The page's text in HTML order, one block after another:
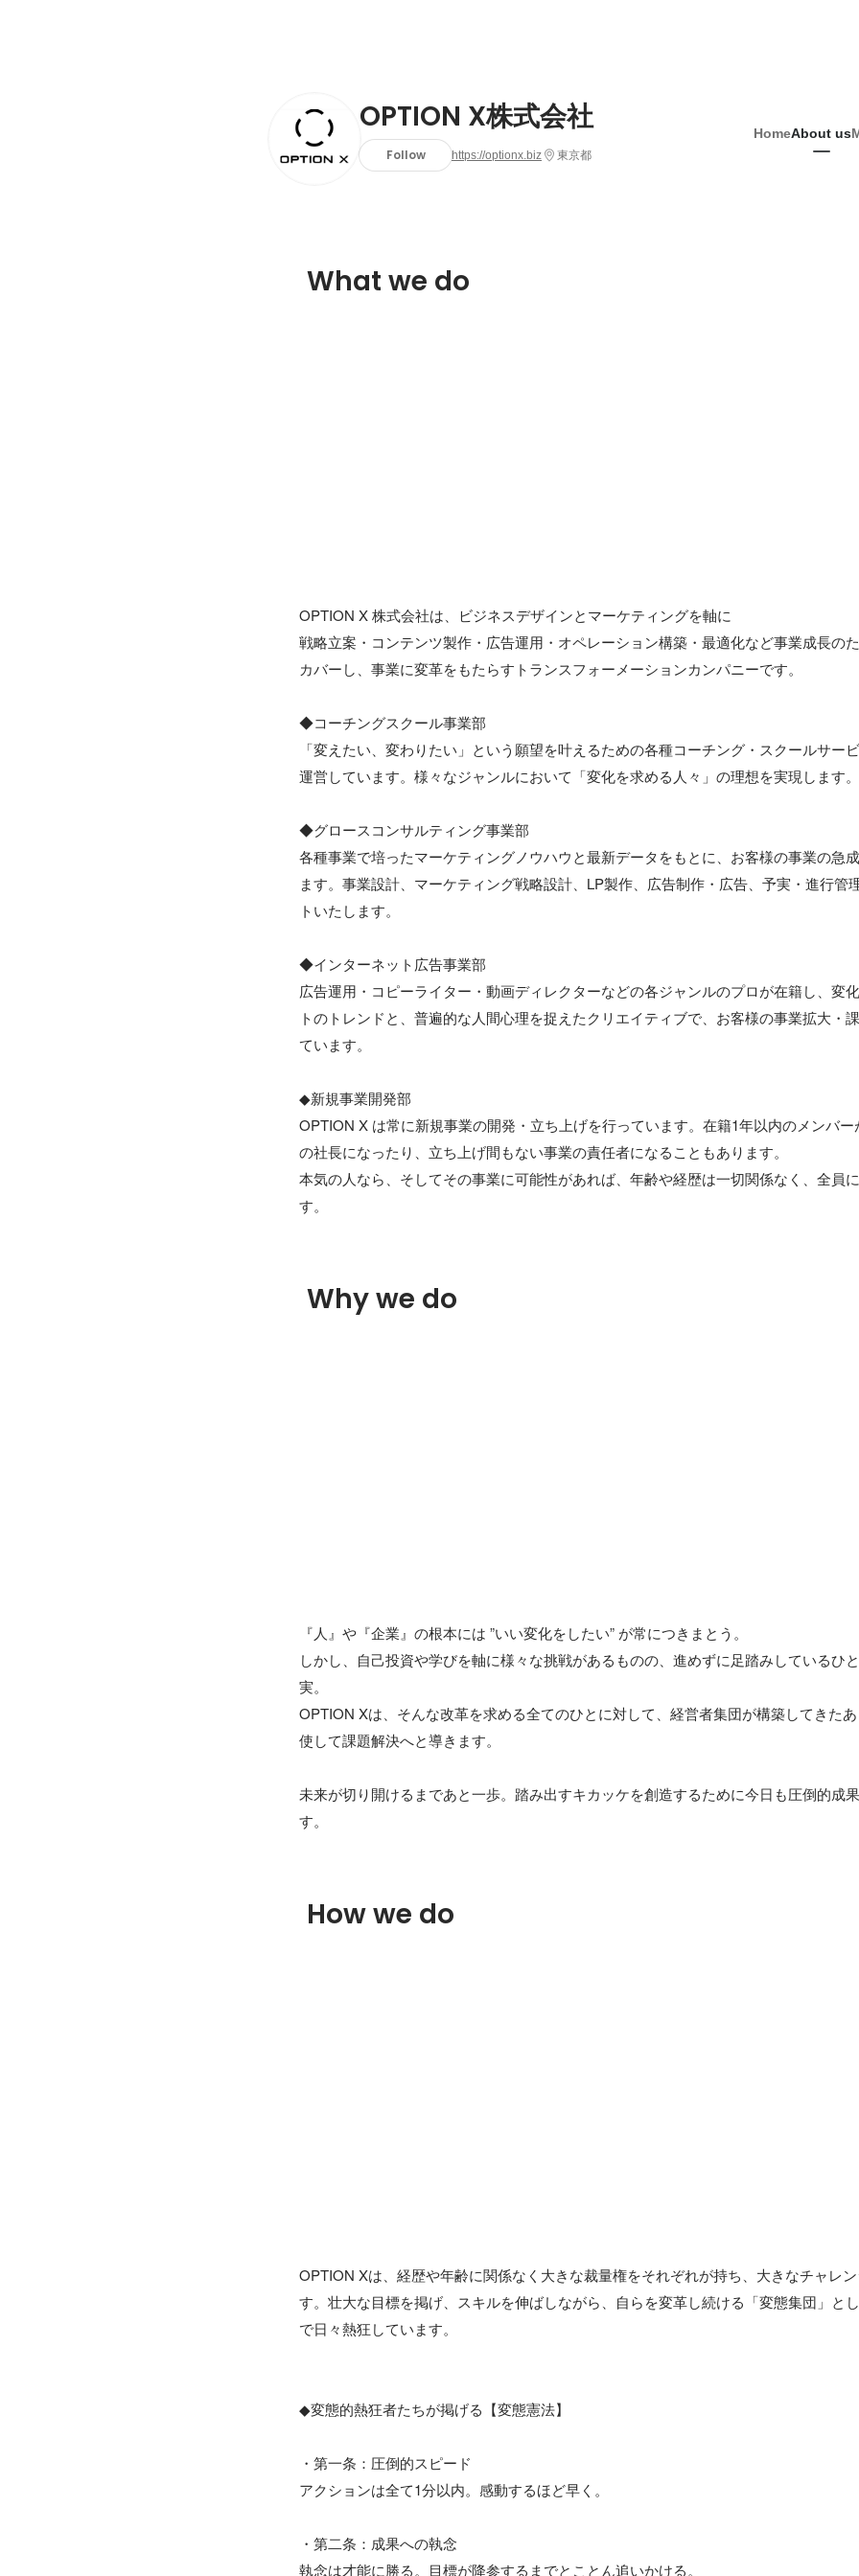
OPTION X株式会社
Follow https://optionx.biz 東京都
HomeAbout us
What we do
OPTION X 株式会社は、ビジネスデザインとマーケティングを軸に
戦略立案・コンテンツ製作・広告運用・オペレーション構築・最適化など事業成長の
カバーし、事業に変革をもたらすトランスフォーメーションカンパニーです。
◆コーチングスクール事業部
「変えたい、変わりたい」という願望を叶えるための各種コーチング・スクールサー
運営しています。様々なジャンルにおいて「変化を求める人々」の理想を実現します。
◆グロースコンサルティング事業部
各種事業で培ったマーケティングノウハウと最新データをもとに、お客様の事業の急
ます。事業設計、マーケティング戦略設計、LP製作、広告制作・広告、予実・進行管
トいたします。
◆インターネット広告事業部
広告運用・コピーライター・動画ディレクターなどの各ジャンルのプロが在籍し、変
トのトレンドと、普遍的な人間心理を捉えたクリエイティブで、お客様の事業拡大・
ています。
◆新規事業開発部
OPTION X は常に新規事業の開発・立ち上げを行っています。在籍1年以内のメンバ
の社長になったり、立ち上げ間もない事業の責任者になることもあります。
本気の人なら、そしてその事業に可能性があれば、年齢や経歴は一切関係なく、全員
す。
Why we do
『人』や『企業』の根本には ”いい変化をしたい” が常につきまとう。
しかし、自己投資や学びを軸に様々な挑戦があるものの、進めずに足踏みしているひ
実。
OPTION Xは、そんな改革を求める全てのひとに対して、経営者集団が構築してきた
使して課題解決へと導きます。
未来が切り開けるまであと一歩。踏み出すキカッケを創造するために今日も圧倒的成
す。
How we do
OPTION Xは、経歴や年齢に関係なく大きな裁量権をそれぞれが持ち、大きなチャレ
す。壮大な目標を掲げ、スキルを伸ばしながら、自らを変革し続ける「変態集団」と
で日々熱狂しています。
◆変態的熱狂者たちが掲げる【変態憲法】
・第一条：圧倒的スピード
アクションは全て1分以内。感動するほど早く。
・第二条：成果への執念
執念は才能に勝る。目標が降参するまでとことん追いかける。